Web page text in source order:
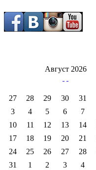
Август 2026
27 28 29 30 31
3
4 5 6 7
10
11 12 13 14
17
18 19 20 21
24
25 26 27 28
31
1 2 3 4